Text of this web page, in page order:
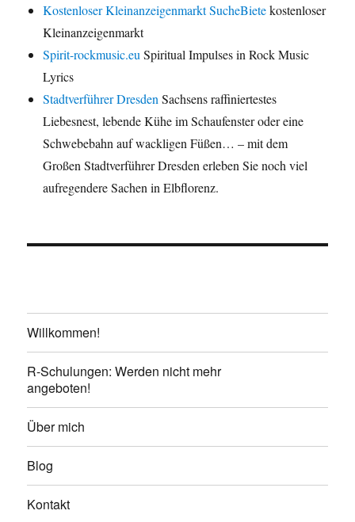
Kostenloser Kleinanzeigenmarkt SucheBietekostenloser
Kleinanzeigenmarkt
Spirit-rockmusic.eu Spiritual Impulses in Rock Music
Lyrics
Stadtverführer Dresden Sachsens raffiniertestes
Liebesnest, lebende Kühe im Schaufenster oder eine
Schwebebahn auf wackligen Füßen… – mit dem
Großen Stadtverführer Dresden erleben Sie noch viel
aufregendere Sachen in Elbflorenz.
Willkommen!
R-Schulungen: Werden nicht mehr
angeboten!
Über mich
Blog
Kontakt